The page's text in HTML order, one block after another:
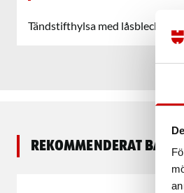
Tändstifthylsa med låsbleck
Rekommenderat